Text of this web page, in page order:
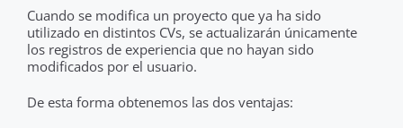
Cuando se modifica un proyecto que ya ha sido
utilizado en distintos CVs, se actualizarán únicamente
los registros de experiencia que no hayan sido
modificados por el usuario.
De esta forma obtenemos las dos ventajas: